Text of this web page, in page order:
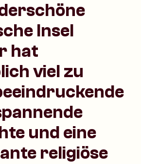
Insel
hat
viel zu
und eine
religiöse